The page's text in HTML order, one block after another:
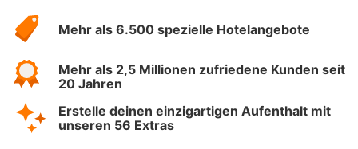
Hotelspecials
Mehr als 6.500 spezielle Hotelangebote
Mehr als 2,5 Millionen zufriedene Kunden seit
20 Jahren
Erstelle deinen einzigartigen Aufenthalt mit
unseren 56 Extras